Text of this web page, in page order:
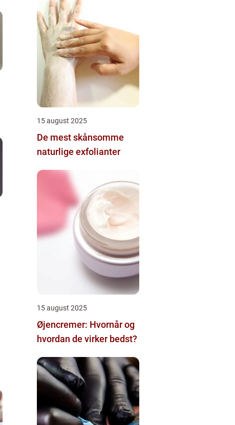
15 august 2025
De mest skånsomme
naturlige exfolianter
15 august 2025
Øjencremer: Hvornår og
hvordan de virker bedst?